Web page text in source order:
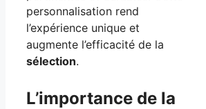
personnalisation rend
l’expérience unique et
augmente l’efficacité de la
sélection.
L’importance de la